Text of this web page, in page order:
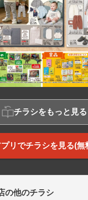
チラシをもっと見る
プリでチラシを見る(無
の他のチラシ